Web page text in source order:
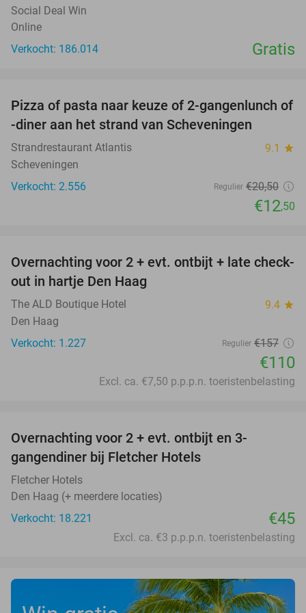
Social Deal Win
Online
Verkocht: 186.014
Gratis
39%
Pizza of pasta naar keuze of 2-gangenlunch of
-diner aan het strand van Scheveningen
Strandrestaurant Atlantis 9.1 star
Scheveningen
Verkocht: 2.556
Regulier €20,50
€12,50
30%
Overnachting voor 2 + evt. ontbijt + late check-
out in hartje Den Haag
The ALD Boutique Hotel 9.4 star
Den Haag
Verkocht: 1.227
Regulier €157
€110
Excl. ca. €7,50 p.p.p.n. toeristenbelasting
Overnachting voor 2 + evt. ontbijt en 3-
gangendiner bij Fletcher Hotels
Fletcher Hotels
Den Haag (+ meerdere locaties)
Verkocht: 18.221
€45
Excl. ca. €3 p.p.p.n. toeristenbelasting